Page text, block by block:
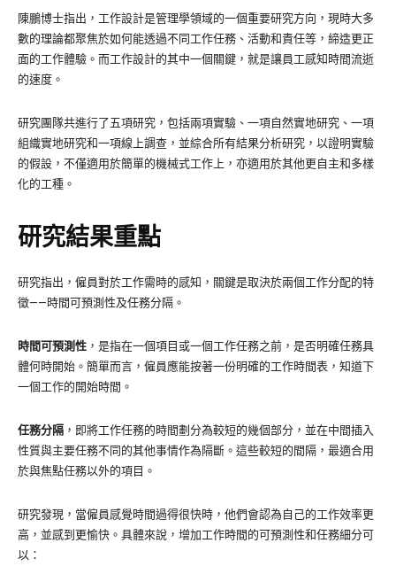
陳鵬博士指出，工作設計是管理學領域的一個重要研究方向，現時大多
數的理論都聚焦於如何能透過不同工作任務、活動和責任等，締造更正
面的工作體驗。而工作設計的其中一個關鍵，就是讓員工感知時間流逝
的速度。
研究團隊共進行了五項研究，包括兩項實驗、一項自然實地研究、一項
組織實地研究和一項線上調查，並綜合所有結果分析研究，以證明實驗
的假設，不僅適用於簡單的機械式工作上，亦適用於其他更自主和多樣
化的工種。
研究結果重點
研究指出，僱員對於工作需時的感知，關鍵是取決於兩個工作分配的特
徵——時間可預測性及任務分隔。
時間可預測性 ，是指在一個項目或一個工作任務之前，是否明確任務具
體何時開始。簡單而言，僱員應能按著一份明確的工作時間表，知道下
一個工作的開始時間。
任務分隔 ，即將工作任務的時間劃分為較短的幾個部分，並在中間插入
性質與主要任務不同的其他事情作為隔斷。這些較短的間隔，最適合用
於與焦點任務以外的項目。
研究發現，當僱員感覺時間過得很快時，他們會認為自己的工作效率更
高，並感到更愉快。具體來說，增加工作時間的可預測性和任務細分可
以：